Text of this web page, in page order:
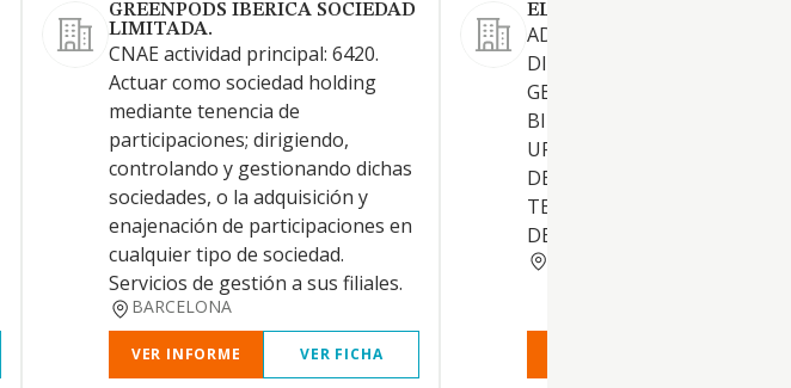
GREENPODS IBERICA SOCIEDAD
LIMITADA.
CNAE actividad principal: 6420.
Actuar como sociedad holding
mediante tenencia de
participaciones; dirigiendo,
controlando y gestionando dichas
sociedades, o la adquisición y
enajenación de participaciones en
cualquier tipo de sociedad.
Servicios de gestión a sus filiales.
BARCELONA
VER INFORME VER FICHA
EL SABINAR DE EUROPA
ADQUISICION, TENENCIA,
DISFRUTE Y
GENERAL Y ENAJENACION DE
BIENES INMUEBLES,
URBANOS O CUOTAS
DE LOS
TENENCIA DE
DE EMPRESAS, ETC